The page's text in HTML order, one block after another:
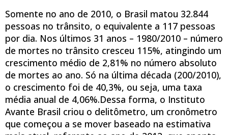
Somente no ano de 2010, o Brasil matou 32.844
pessoas no trânsito, o equivalente a 117 pessoas
por dia. Nos últimos 31 anos – 1980/2010 – número
de mortes no trânsito cresceu 115%, atingindo um
crescimento médio de 2,81% no número absoluto
de mortes ao ano. Só na última década (200/2010),
o crescimento foi de 40,3%, ou seja, uma taxa
média anual de 4,06%.Dessa forma, o Instituto
Avante Brasil criou o delitômetro, um cronômetro
que começou a se mover baseado na estimativa